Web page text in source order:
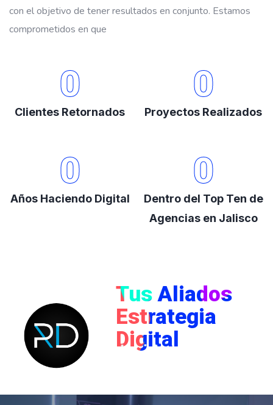
con el objetivo de tener resultados en conjunto. Estamos
comprometidos en que
Clientes Retornados
0
Proyectos Realizados
0
Años Haciendo Digital
0
Dentro del Top Ten de
Agencias en Jalisco
0
Tus Aliados
Estrategia
Digital